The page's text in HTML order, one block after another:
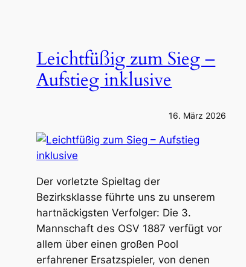
Leichtfüßig zum Sieg –
Aufstieg inklusive
16. März 2026
Der vorletzte Spieltag der
Bezirksklasse führte uns zu unserem
hartnäckigsten Verfolger: Die 3.
Mannschaft des OSV 1887 verfügt vor
allem über einen großen Pool
erfahrener Ersatzspieler, von denen